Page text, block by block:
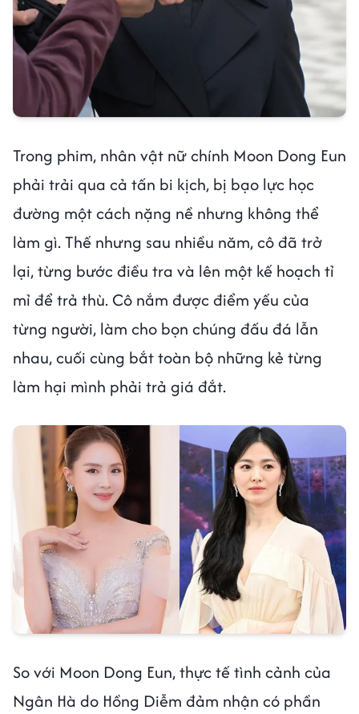
Trong phim, nhân vật nữ chính Moon Dong Eun
phải trải qua cả tấn bi kịch, bị bạo lực học
đường một cách nặng nề nhưng không thể
làm gì. Thế nhưng sau nhiều năm, cô đã trở
lại, từng bước điều tra và lên một kế hoạch tỉ
mỉ để trả thù. Cô nắm được điểm yếu của
từng người, làm cho bọn chúng đấu đá lẫn
nhau, cuối cùng bắt toàn bộ những kẻ từng
làm hại mình phải trả giá đắt.
So với Moon Dong Eun, thực tế tình cảnh của
Ngân Hà do Hồng Diễm đảm nhận có phần